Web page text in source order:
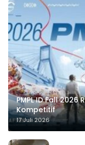
PMPL ID Fall
Kompetitif
17 Juli 2026